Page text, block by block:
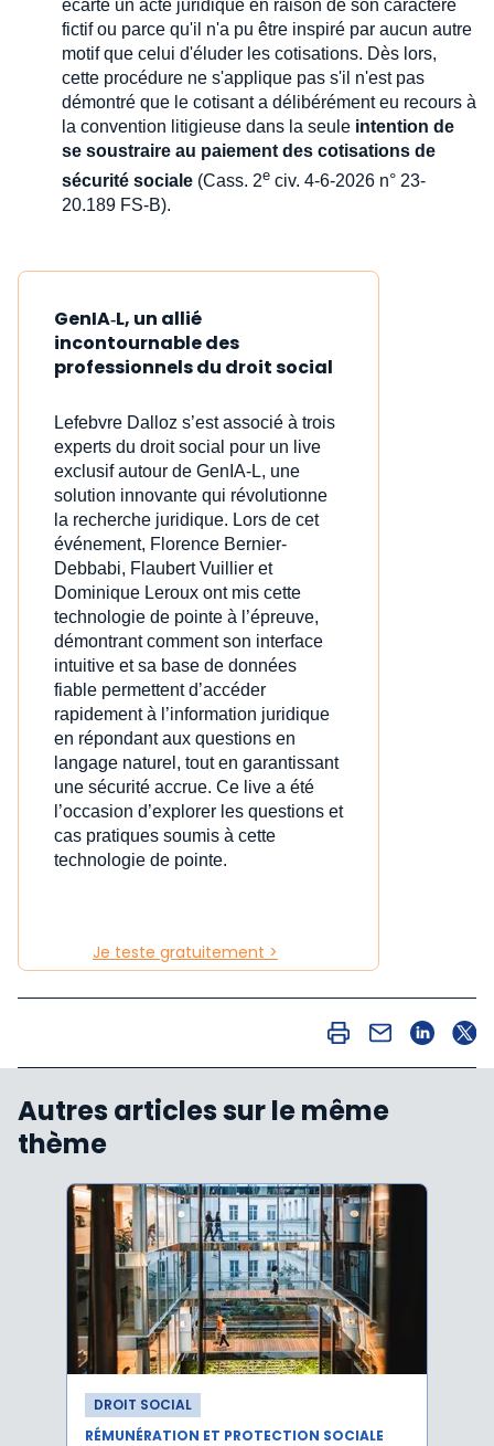
écarte un acte juridique en raison de son caractère
fictif ou parce qu'il n'a pu être inspiré par aucun autre
motif que celui d'éluder les cotisations. Dès lors,
cette procédure ne s'applique pas s'il n'est pas
démontré que le cotisant a délibérément eu recours à
la convention litigieuse dans la seule intention de
se soustraire au paiement des cotisations de
sécurité sociale (Cass. 2e civ. 4-6-2026 n° 23-
20.189 FS-B).
GenIA‑L, un allié
incontournable des
professionnels du droit social
Lefebvre Dalloz s’est associé à trois
experts du droit social pour un live
exclusif autour de GenIA‑L, une
solution innovante qui révolutionne
la recherche juridique. Lors de cet
événement, Florence Bernier-
Debbabi, Flaubert Vuillier et
Dominique Leroux ont mis cette
technologie de pointe à l’épreuve,
démontrant comment son interface
intuitive et sa base de données
fiable permettent d’accéder
rapidement à l’information juridique
en répondant aux questions en
langage naturel, tout en garantissant
une sécurité accrue. Ce live a été
l’occasion d’explorer les questions et
cas pratiques soumis à cette
technologie de pointe.
Je teste gratuitement >
Autres articles sur le même
thème
DROIT SOCIAL
RÉMUNÉRATION ET PROTECTION SOCIALE